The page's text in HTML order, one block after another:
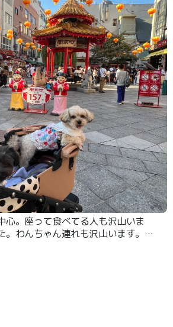
心。座って食べてる人も沢山いま
。わんちゃん連れも沢山います。食